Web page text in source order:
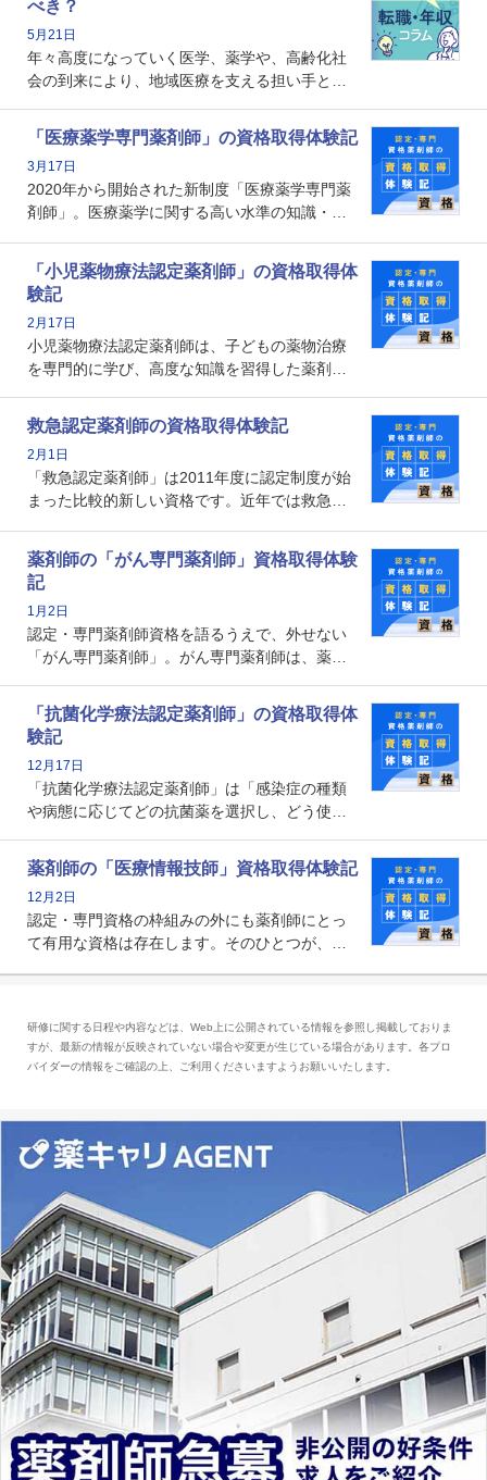
れる理由や、取得するメリット、年収・キャリ
アへの影響を解説します。
べき？
5月21日
年々高度になっていく医学、薬学や、高齢化社
会の到来により、地域医療を支える担い手とし
で、重要度が増しているのが認定薬剤師という
資格です。認定薬剤師とはいったいどんな資格
なのでしょうか。それを取得するとどのような
メリットがあるのでしょうか。
「医療薬学専門薬剤師」の資格取得体験記
3月17日
2020年から開始された新制度「医療薬学専門薬
剤師」。医療薬学に関する高い水準の知識・技
となります。取得要件は多岐に渡り、審査も複
数回ありますが、患者さんに対して一定の能力
の証明になる資格と言えます。
「小児薬物療法認定薬剤師」の資格取得体
験記
2月17日
小児薬物療法認定薬剤師は、子どもの薬物治療
を専門的に学び、高度な知識を習得した薬剤師
や、特有の疾患、心理状況を理解し、専門性を
深めることで、子どもとその保護者に寄り添え
る存在です。今回はそんな小児薬物療法認定薬
剤師の取得体験記をご紹介します。
救急認定薬剤師の資格取得体験記
2月1日
「救急認定薬剤師」は2011年度に認定制度が始
まった比較的新しい資格です。近年では救急病
増えているのではないでしょうか。今回はそん
な救急認定薬剤師の取得体験記をご紹介しま
す。
薬剤師の「がん専門薬剤師」資格取得体験
記
1月2日
認定・専門薬剤師資格を語るうえで、外せない
「がん専門薬剤師」。がん専門薬剤師は、薬剤
関する資格として、2009年に発足しました。薬
剤師の専門性を活かして高度化するがん医療に
貢献する姿は、今も病院薬剤師にとって一目置
かれる存在です。
「抗菌化学療法認定薬剤師」の資格取得体
験記
12月17日
「抗菌化学療法認定薬剤師」は「感染症の種類
や病態に応じてどの抗菌薬を選択し、どう使っ
る薬剤師です。現在、感染防止対策加算の施設
基準に専任の薬剤師配置が挙げられており、今
後は感染症領域で薬剤師に、より多くの役割が
求められる可能性もあります。
薬剤師の「医療情報技師」資格取得体験記
12月2日
認定・専門資格の枠組みの外にも薬剤師にとっ
て有用な資格は存在します。そのひとつが、
とは、病院薬剤師を中心に大きな武器になりま
す。
研修に関する日程や内容などは、Web上に公開されている情報を参照し掲載しておりま
すが、最新の情報が反映されていない場合や変更が生じている場合があります。各プロ
バイダーの情報をご確認の上、ご利用くださいますようお願いいたします。